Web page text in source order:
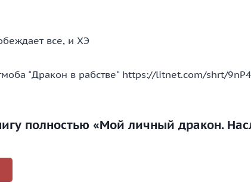
все, и ХЭ
"Дракон в рабстве" https://litnet.com/shrt/9nP4
полностью «Мой личный дракон.